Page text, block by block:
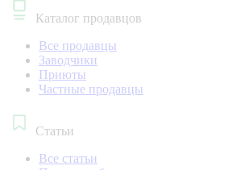
Каталог продавцов
Все продавцы
Заводчики
Приюты
Частные продавцы
Статьи
Все статьи